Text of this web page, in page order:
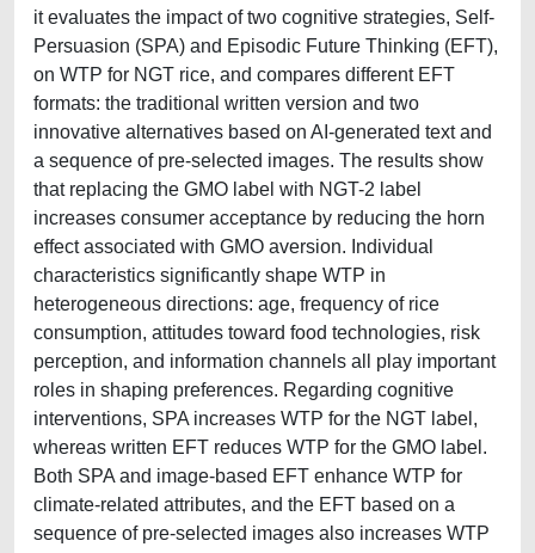
it evaluates the impact of two cognitive strategies, Self-
Persuasion (SPA) and Episodic Future Thinking (EFT),
on WTP for NGT rice, and compares different EFT
formats: the traditional written version and two
innovative alternatives based on AI-generated text and
a sequence of pre-selected images. The results show
that replacing the GMO label with NGT-2 label
increases consumer acceptance by reducing the horn
effect associated with GMO aversion. Individual
characteristics significantly shape WTP in
heterogeneous directions: age, frequency of rice
consumption, attitudes toward food technologies, risk
perception, and information channels all play important
roles in shaping preferences. Regarding cognitive
interventions, SPA increases WTP for the NGT label,
whereas written EFT reduces WTP for the GMO label.
Both SPA and image-based EFT enhance WTP for
climate-related attributes, and the EFT based on a
sequence of pre-selected images also increases WTP